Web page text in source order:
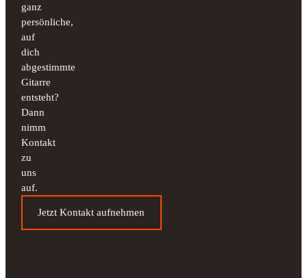
ganz
persönliche,
auf
dich
abgestimmte
Gitarre
entsteht?
Dann
nimm
Kontakt
zu
uns
auf.
Jetzt Kontakt aufnehmen